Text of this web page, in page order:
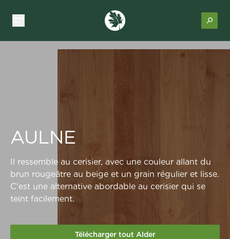
AULNE
Il ressemble au cerisier, avec une couleur allant du
brun rougeâtre au beige et un grain régulier et lisse.
C'est une alternative abordable au cerisier qui se
teint facilement.
Télécharger tout Alder